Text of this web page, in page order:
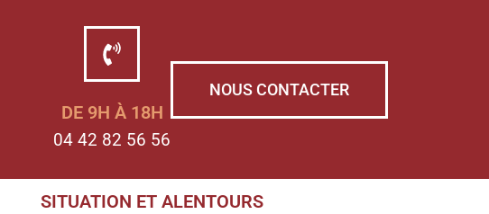
NOUS CONTACTER
DE 9H À 18H
04 42 82 56 56
SITUATION ET ALENTOURS